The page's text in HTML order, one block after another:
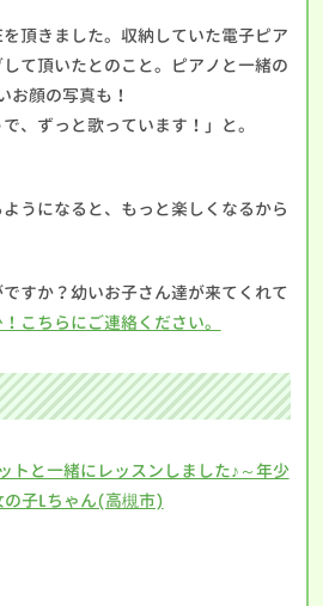
頂きました。収納していた電子ピア
て頂いたとのこと。ピアノと一緒の
お顔の写真も！
、ずっと歌っています！」と。
うになると、もっと楽しくなるから
すか？幼いお子さん達が来てくれて
こちらにご連絡ください。
トと一緒にレッスンしました♪～年少
の子Lちゃん(高槻市)